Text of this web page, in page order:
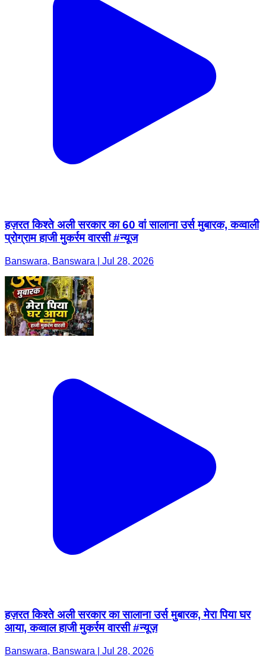
हज़रत किश्ते अली सरकार का 60 वां सालाना उर्स मुबारक, कव्वाली
प्रोग्राम हाजी मुकर्रम वारसी #न्यूज
Banswara, Banswara | Jul 28, 2026
हज़रत किश्ते अली सरकार का सालाना उर्स मुबारक, मेरा पिया घर
आया, कव्वाल हाजी मुकर्रम वारसी #न्यूज़
Banswara, Banswara | Jul 28, 2026